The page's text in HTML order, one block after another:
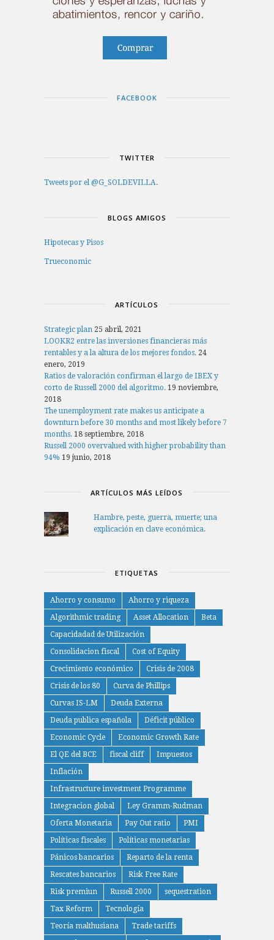
FACEBOOK
TWITTER
Tweets por el @G_SOLDEVILLA.
BLOGS AMIGOS
Hipotecas y Pisos
Trueconomic
ARTÍCULOS
Strategic plan 25 abril, 2021
LOOKR2 entre las inversiones financieras más
rentables y a la altura de los mejores fondos. 24
enero, 2019
Ratios de valoración confirman el largo de IBEX y
corto de Russell 2000 del algoritmo. 19 noviembre,
2018
The unemployment rate makes us anticipate a
downturn before 30 months and most likely before 7
months. 18 septiembre, 2018
Russell 2000 overvalued with higher probability than
94% 19 junio, 2018
ARTÍCULOS MÁS LEÍDOS
Hambre, peste, guerra, muerte; una
explicación en clave económica.
ETIQUETAS
Ahorro y consumo
Ahorro y riqueza
Algorithmic trading
Asset Allocation
Beta
Capacidadad de Utilización
Consolidacion fiscal
Cost of Equity
Crecimiento económico
Crisis de 2008
Crisis de los 80
Curva de Phillips
Curvas IS-LM
Deuda Externa
Deuda publica española
Déficit público
Economic Cycle
Economic Growth Rate
El QE del BCE
fiscal cliff
Impuestos
Inflación
Infrastructure investment Programme
Integracion global
Ley Gramm-Rudman
Oferta Monetaria
Pay Out ratio
PMI
Políticas fiscales
Políticas monetarias
Pánicos bancarios
Reparto de la renta
Rescates bancarios
Risk Free Rate
Risk premiun
Russell 2000
sequestration
Tax Reform
Tecnología
Teoría malthusiana
Trade tariffs